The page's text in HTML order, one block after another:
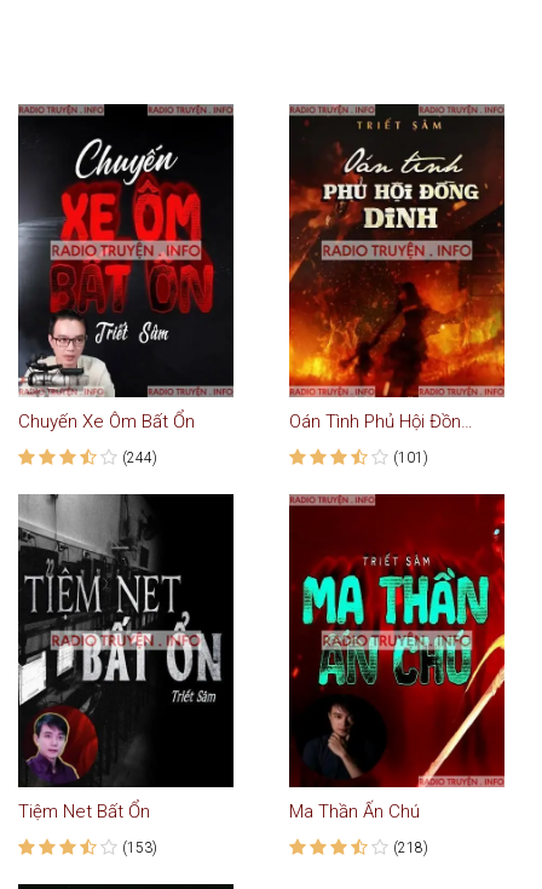
Chuyến Xe Ôm Bất Ổn
(244)
Oán Tình Phủ Hội Đồng Dinh
(101)
Tiệm Net Bất Ổn
(153)
Ma Thần Ấn Chú
(218)